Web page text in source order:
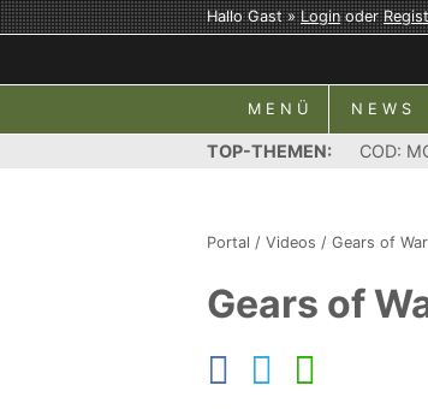
Hallo Gast »Loginoder
MENÜ NEWS
TOP-THEMEN: COD:
Portal / Videos / Gears of
Gears of